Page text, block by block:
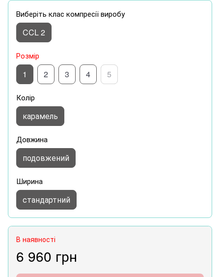
Виберіть клас компресії виробу
CCL 2
Розмір
1 2 3 4 5
Колір
карамель
Довжина
подовжений
Ширина
стандартний
В наявності
6 960 грн